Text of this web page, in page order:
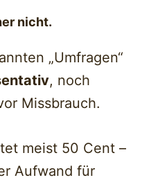
nicht.
„Umfragen“
, noch
Missbrauch.
meist 50 Cent –
Aufwand für